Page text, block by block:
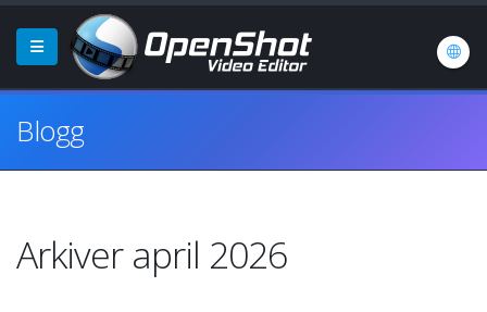
Blogg
Arkiver april 2026